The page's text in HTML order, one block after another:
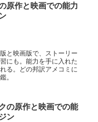
原作と映画での能力
と映画版で、ストーリー
にも。能力を手に入れた
る。どの邦訳アメコミに
。
の原作と映画での能
ン